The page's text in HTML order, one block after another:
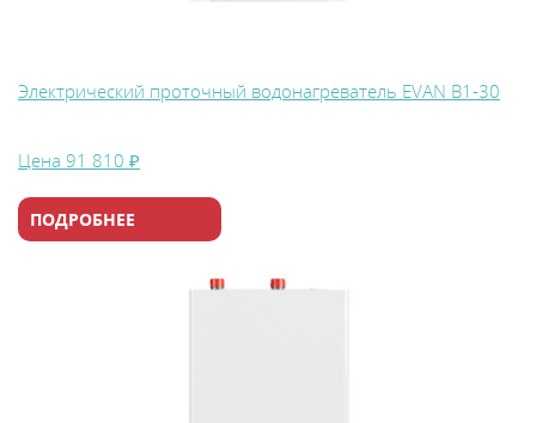
Электрический проточный водонагреватель EVAN В1-30
Цена 91 810 ₽
ПОДРОБНЕЕ